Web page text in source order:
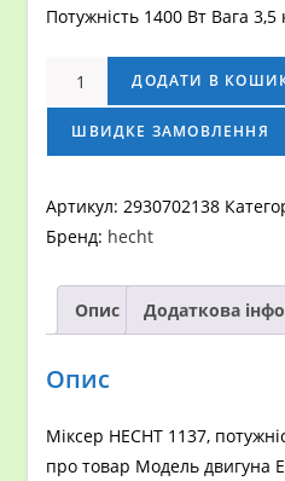
Потужність 1400 Вт Вага 3,5
Міксер
1137,
потужність
Вт
кількість
ДОДАТИ В
ШВИДКЕ ЗАМОВЛЕННЯ
Артикул:2930702138
Бренд: hecht
Опис Додаткова
Опис
Міксер HECHT 1137,
про товар Модель двигуна